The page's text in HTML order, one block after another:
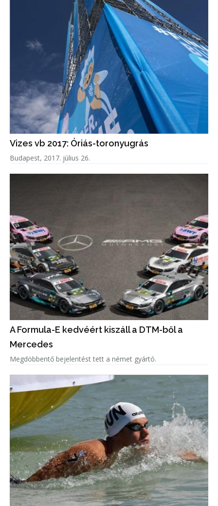
Vizes vb 2017: Óriás-toronyugrás
Budapest, 2017. július 26.
A Formula-E kedvéért kiszáll a DTM-ből a
Mercedes
Megdöbbentő bejelentést tett a német gyártó.